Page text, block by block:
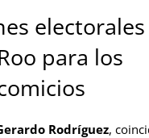
para los
Rodríguez,